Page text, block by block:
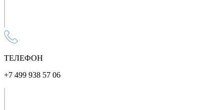
ТЕЛЕФОН
+7 499 938 57 06